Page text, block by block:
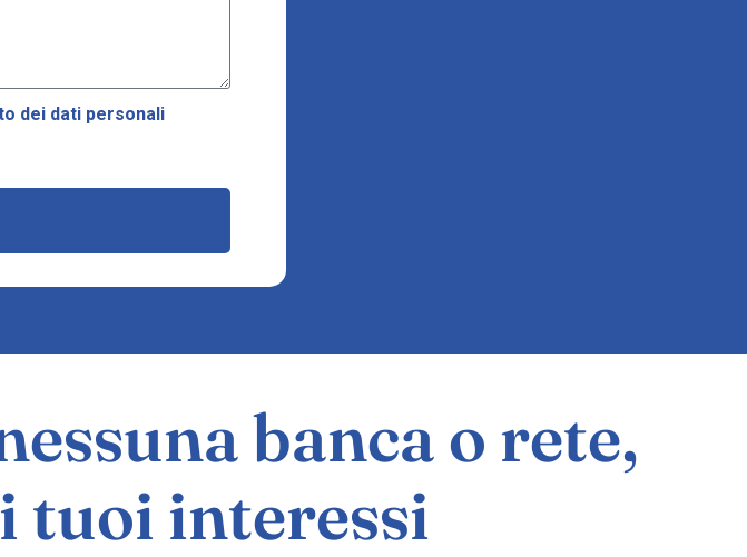
dei dati personali
banca o rete,
tuoi interessi